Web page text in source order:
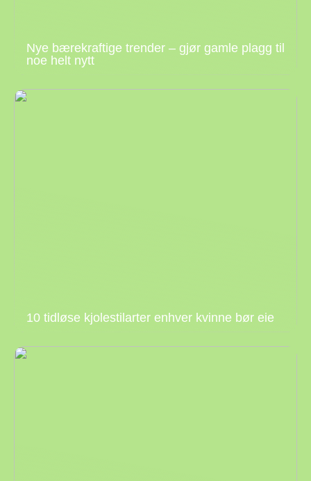
Nye bærekraftige trender – gjør gamle plagg til
noe helt nytt
10 tidløse kjolestilarter enhver kvinne bør eie